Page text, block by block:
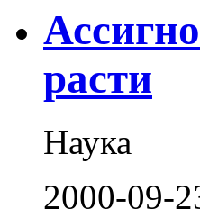
расти
Наука
2000-09-